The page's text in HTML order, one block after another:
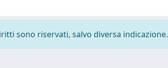
sono riservati, salvo diversa indicazione.